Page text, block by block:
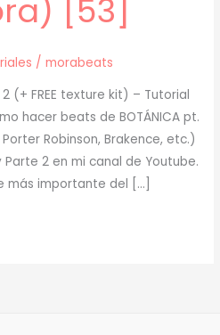
[53]
/morabeats
(+ FREE texture kit) – Tutorial
hacer beats de BOTÁNICA pt.
Robinson, Brakence, etc.)
Parte 2 en mi canal de Youtube.
más importante del […]